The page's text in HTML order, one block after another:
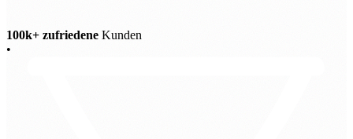
100k+ zufriedene Kunden
•